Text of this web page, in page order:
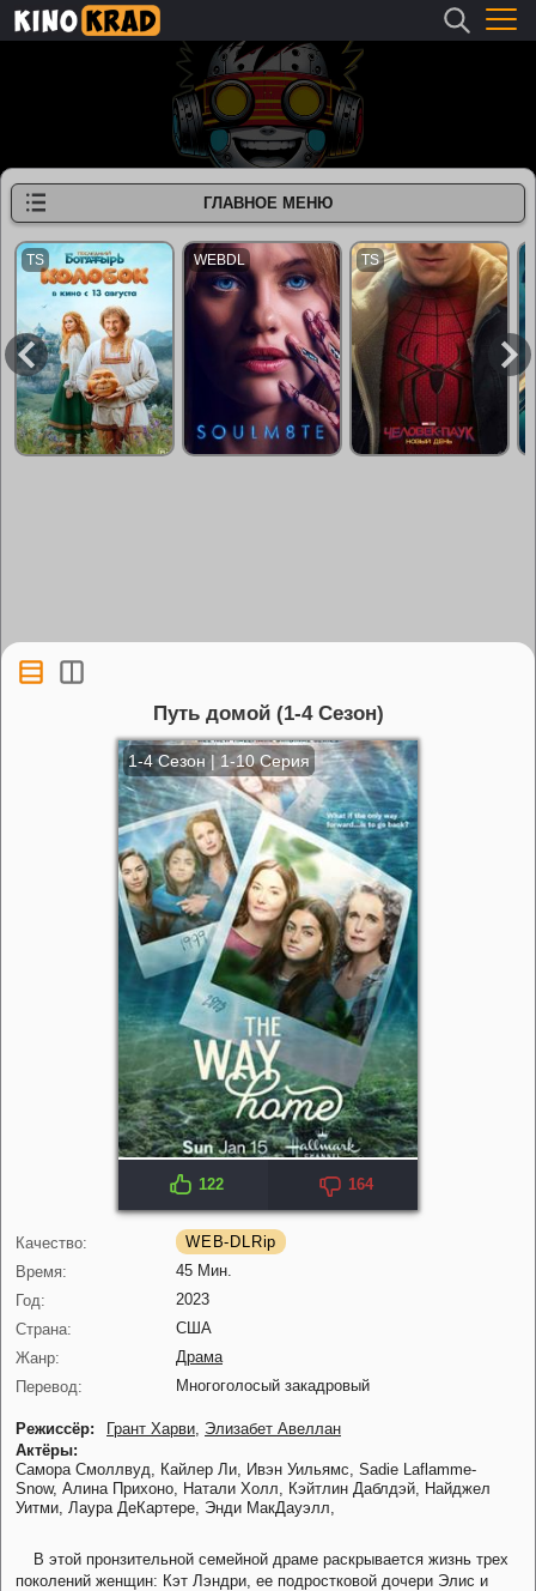
Путь домой (1-4 Сезон)
IMDB: 8.2 KP: 7.6
122 164
1-4 Сезон | 1-10 Серия
Качество:
WEB-DLRip
Время:
45 Мин.
Год:
2023
Страна:
США
Жанр:
Драма
Перевод:
Многоголосый закадровый
Режиссёр: Грант Харви Элизабет Авеллан
Актёры:
Самора Смоллвуд,
Кайлер Ли, Ивэн Уильямс, Sadie Laflamme-
Snow, Алина Прихоно, Натали Холл, Кэйтлин Даблдэй,
Найджел
Уитми, Лаура ДеКартере, Энди МакДауэлл,
В этой пронзительной семейной драме раскрывается жизнь трех
поколений женщин: Кэт Лэндри, ее подростковой дочери Элис и
ГЛАВНОЕ МЕНЮ